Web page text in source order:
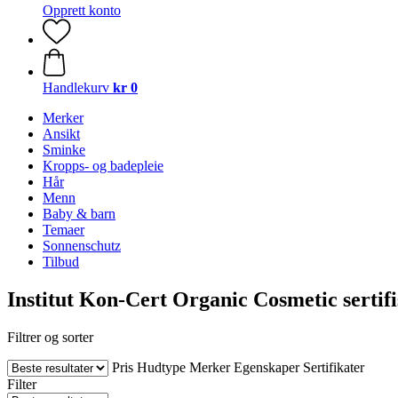
Opprett konto
Handlekurv kr 0
Merker
Ansikt
Sminke
Kropps- og badepleie
Hår
Menn
Baby & barn
Temaer
Sonnenschutz
Tilbud
Institut Kon-Cert Organic Cosmetic
Filtrer og sorter
Pris Hudtype Merker Egenskaper Sertifikater
Filter